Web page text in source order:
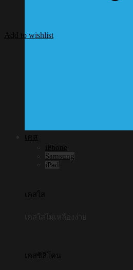
เคส
iPhone
Samsung
iPad
เคสใส
เคสซิลิโคน
Add to wishlist